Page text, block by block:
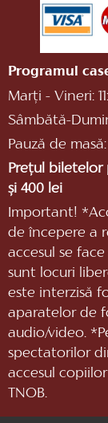
Programul
Marți - Vineri:
Sâmbătă-
Pauză de masă:
Prețul biletelor
și 400 lei
Important!
de începere a
accesul se
sunt locuri
este interzisă
aparatelor de
audio/video.
spectatorilor
accesul
TNOB.